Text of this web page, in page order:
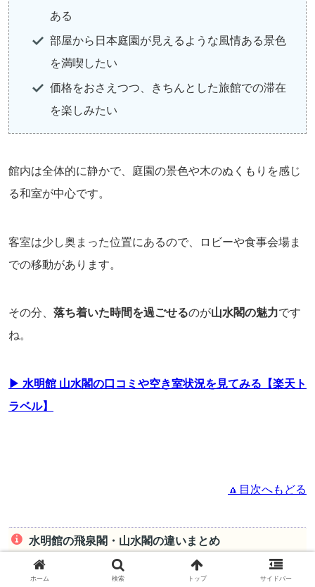
ある
部屋から日本庭園が見えるような風情ある景色
を満喫したい
価格をおさえつつ、きちんとした旅館での滞在
を楽しみたい
館内は全体的に静かで、庭園の景色や木のぬくもりを感じ
る和室が中心です。
客室は少し奥まった位置にあるので、ロビーや食事会場ま
での移動があります。
その分、 落ち着いた時間を過ごせるのが山水閣の魅力です
ね。
▶ 水明館 山水閣の口コミや空き室状況を見てみる【楽天ト
ラベル】
🔼目次へもどる
水明館の飛泉閣・山水閣の違いまとめ
ホーム 検索 トップ サイドバー